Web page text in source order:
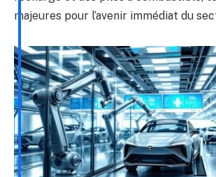
majeures pour l’avenir immédiat du